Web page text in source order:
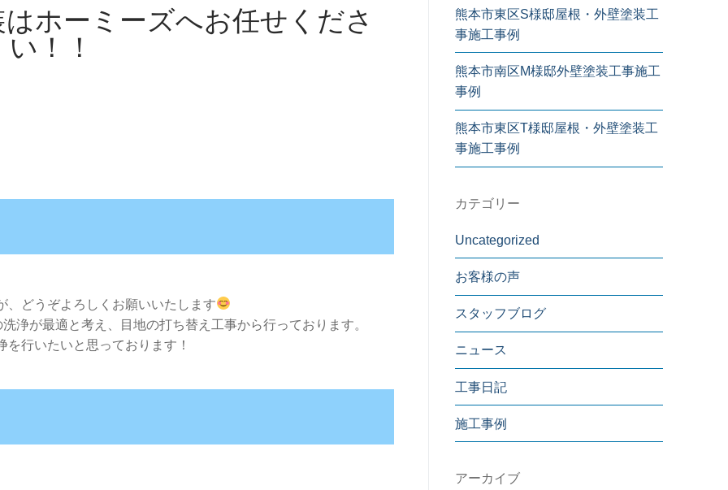
ホーミーズへお任せくださ
い！！
、どうぞよろしくお願いいたします
浄が最適と考え、目地の打ち替え工事から行っております。
行いたいと思っております！
熊本市東区S様邸屋根・外壁塗装工
事施工事例
熊本市南区M様邸外壁塗装工事施工
事例
熊本市東区T様邸屋根・外壁塗装工
事施工事例
カテゴリー
Uncategorized
お客様の声
スタッフブログ
ニュース
工事日記
施工事例
アーカイブ